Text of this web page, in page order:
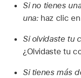
Si no tienes
una:haz clic en
Si olvidaste tu
¿Olvidaste tu
Si tienes más